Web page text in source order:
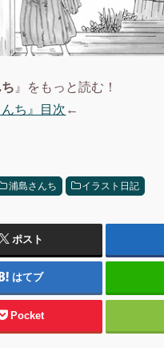
』をもっと読む！
んち』目次 ←
浦島さんち イラスト日記
ポスト
はてブ
Pocket